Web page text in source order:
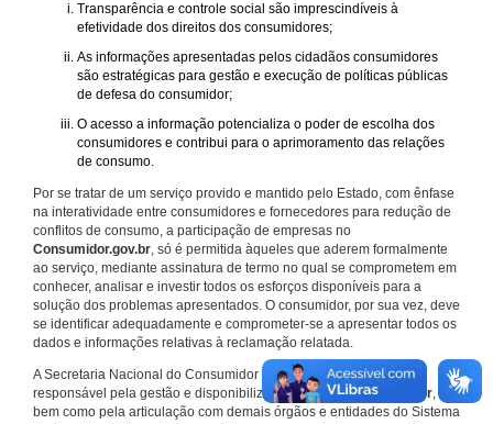
Transparência e controle social são imprescindíveis à
efetividade dos direitos dos consumidores;
As informações apresentadas pelos cidadãos consumidores
são estratégicas para gestão e execução de políticas públicas
de defesa do consumidor;
O acesso a informação potencializa o poder de escolha dos
consumidores e contribui para o aprimoramento das relações
de consumo.
Por se tratar de um serviço provido e mantido pelo Estado, com ênfase
na interatividade entre consumidores e fornecedores para redução de
conflitos de consumo, a participação de empresas no
Consumidor.gov.br, só é permitida àqueles que aderem formalmente
ao serviço, mediante assinatura de termo no qual se comprometem em
conhecer, analisar e investir todos os esforços disponíveis para a
solução dos problemas apresentados. O consumidor, por sua vez, deve
se identificar adequadamente e comprometer-se a apresentar todos os
dados e informações relativas à reclamação relatada.
A Secretaria Nacional do Consumidor do Ministério da Justiça é a
responsável pela gestão e disponibilização doConsumidor.gov.br,
bem como pela articulação com demais órgãos e entidades do Sistema